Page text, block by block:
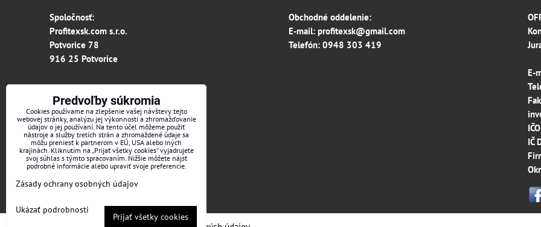
Spoločnosť:
Profitexsk.com s.r.o.
Potvorice 78
916 25 Potvorice
Obchodné oddelenie:
E-mail: profitexsk@gmail.com
Telefón: 0948 303 419
E-
IČ
Predvoľby súkromia
Cookies používame na zlepšenie vašej návštevy tejto
webovej stránky, analýzu jej výkonnosti a zhromažďovanie
údajov o jej používaní. Na tento účel môžeme použiť
nástroje a služby tretích strán a zhromaždené údaje sa
môžu preniesť k partnerom v EÚ, USA alebo iných
krajinách. Kliknutím na „Prijať všetky cookies“ vyjadrujete
svoj súhlas s týmto spracovaním. Nižšie môžete nájsť
podrobné informácie alebo upraviť svoje preferencie.
Zásady ochrany osobných údajov
Ukázať podrobnosti
Prijať všetky cookies